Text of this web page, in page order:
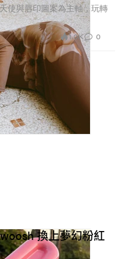
使與唇印圖案為主軸，玩轉
1.0K 0
換上夢幻粉紅